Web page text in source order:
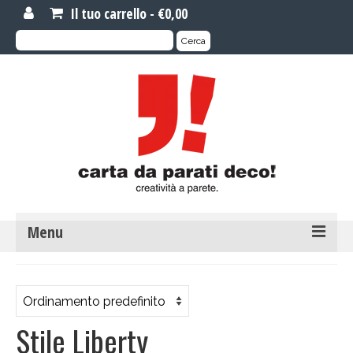
Il tuo carrello - €0,00
Cerca: Cerca
Menu
Carta da parati novità
Carta da parati su misura
Stile Liberty